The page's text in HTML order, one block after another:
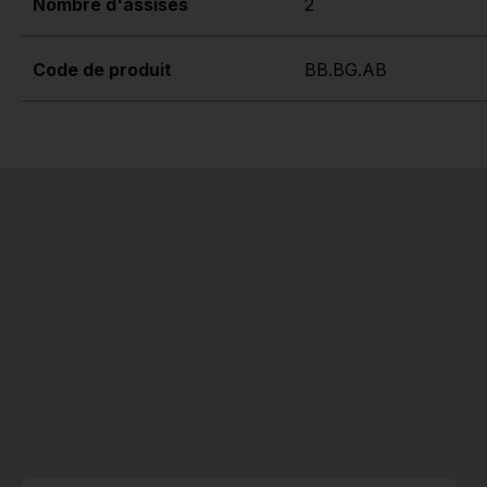
Nombre d'assises
Code de produit
2
BB.BG.AB